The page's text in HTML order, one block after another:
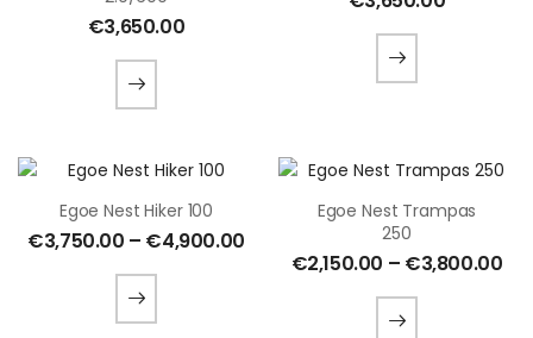
€3,650.00
Egoe Nest Hiker 100
€3,750.00 – €4,900.00
Egoe Nest Trampas
250
€2,150.00 – €3,800.00